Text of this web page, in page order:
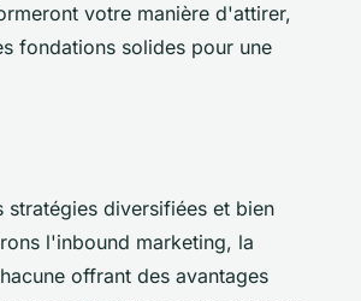
votre manière d'attirer,
fondations solides pour une
diversifiées et bien
l'inbound marketing, la
offrant des avantages